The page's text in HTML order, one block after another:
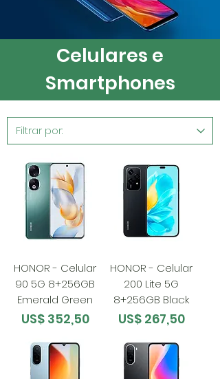
Celulares e
Smartphones
HONOR - Celular
90 5G 8+256GB
Emerald Green
Preço
US$ 352,50
HONOR - Celular
200 Lite 5G
8+256GB Black
Preço
US$ 267,50